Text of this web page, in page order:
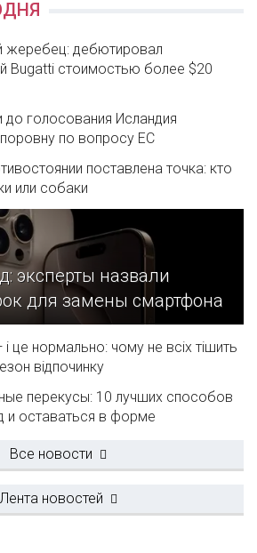
жеребец: дебютировал
Bugatti стоимостью более $20
до голосования Исландия
по вопросу ЕС
поставлена точка: кто
или собаки
эксперты назвали
для замены смартфона
це нормально: чому не всіх тішить
відпочинку
перекусы: 10 лучших способов
и оставаться в форме
Все новости
Лента новостей